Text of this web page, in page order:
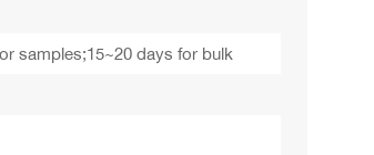
samples;15~20 days for bulk